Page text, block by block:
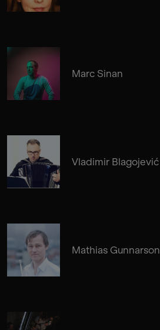
Marc Sinan
Vladimir Blagojević
Mathias Gunnarson